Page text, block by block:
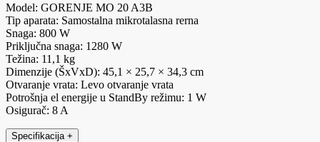
Model: GORENJE MO 20 A3B
Tip aparata: Samostalna mikrotalasna rerna
Snaga: 800 W
Priključna snaga: 1280 W
Težina: 11,1 kg
Dimenzije (ŠxVxD): 45,1 × 25,7 × 34,3 cm
Otvaranje vrata: Levo otvaranje vrata
Potrošnja el energije u StandBy režimu: 1 W
Osigurač: 8 A
Specifikacija +